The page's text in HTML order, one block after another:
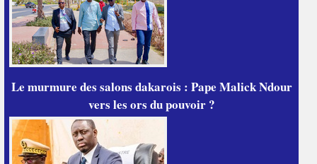
Le murmure des salons dakarois : Pape Malick Ndour
vers les ors du pouvoir ?